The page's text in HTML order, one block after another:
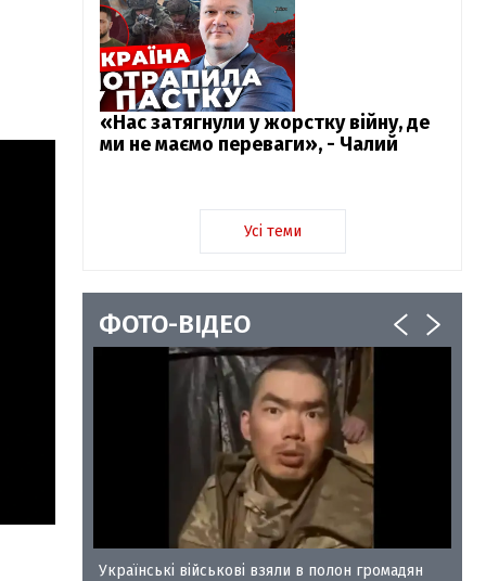
«Нас затягнули у жорстку війну, де
ми не маємо переваги», - Чалий
Усі теми
ФОТО-ВІДЕО
Українські військові взяли в полон громадян